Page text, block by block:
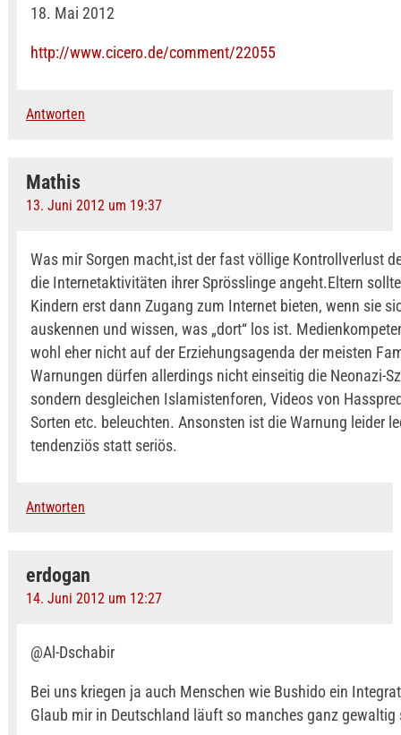
18. Mai 2012
http://www.cicero.de/comment/22055
Antworten
Mathis
13. Juni 2012 um 19:37
Was mir Sorgen macht,ist der fast völlige Kontrollverlust
die Internetaktivitäten ihrer Sprösslinge angeht.Eltern
Kindern erst dann Zugang zum Internet bieten, wenn sie
auskennen und wissen, was „dort“ los ist.
wohl eher nicht auf der Erziehungsagenda der meisten
Warnungen dürfen allerdings nicht einseitig die Neonazi-
sondern desgleichen Islamistenforen, Videos von
Sorten etc. beleuchten. Ansonsten ist die Warnung leider
tendenziös statt seriös.
Antworten
erdogan
14. Juni 2012 um 12:27
@Al-Dschabir
Bei uns kriegen ja auch Menschen wie Bushido ein
Glaub mir in Deutschland läuft so manches ganz gewaltig